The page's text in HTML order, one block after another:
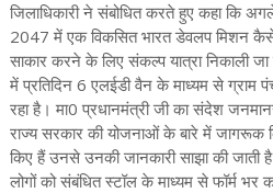
जिलाधिकारी ने संबोधित करते हुए कहा कि
2047 में एक विकसित भारत डेवलप मिशन
साकार करने के लिए संकल्प यात्रा निकाली
में प्रतिदिन 6 एलईडी वैन के माध्यम से ग्राम
रहा है। मा0 प्रधानमंत्री जी का संदेश
राज्य सरकार की योजनाओं के बारे में जागरूक
किए हैं उनसे उनकी जानकारी साझा की
लोगों को संबंधित स्टॉल के माध्यम से फॉर्म